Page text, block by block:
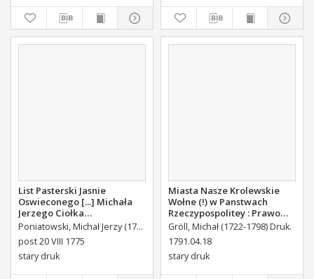
List Pasterski Jasnie
Oswieconego [...] Michała
Jerzego Ciołka
Poniatowskiego Biskupa
Płockiego Xiązęcia
Pułtuskiego [...] Do Oboyga
Stanu Tak Duchownego,
Poniatowski, Michał Jerzy (1736-1794)
post 20 VIII 1775
stary druk
Miasta Nasze Krolewskie
Wołne (!) w Panstwach
Rzeczypospolitey : Prawo
uchwalone Dnia 18.
kwietnia 1791.
Gröll, Michał (1722-1798) Druk.
1791.04.18
stary druk